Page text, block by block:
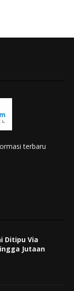
terbaru
Ditipu Via
Jutaan